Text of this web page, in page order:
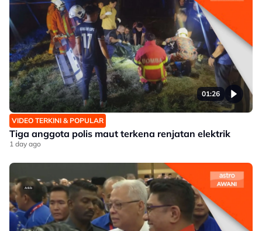
01:26
VIDEO TERKINI & POPULAR
Tiga anggota polis maut terkena renjatan elektrik
1 day ago